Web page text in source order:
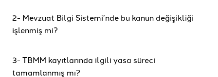
2- Mevzuat Bilgi Sistemi’nde bu kanun değişikliği
işlenmiş mi?
3- TBMM kayıtlarında ilgili yasa süreci
tamamlanmış mı?